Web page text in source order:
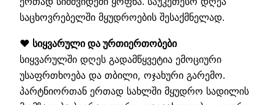
საცხოვრებელში მყუდროების შესაქმნელად.
❤️ სიყვარული და ურთიერთობები
სიყვარულში დღეს გადამწყვეტია ემოციური
უსაფრთხოება და თბილი, ოჯახური გარემო.
პარტნიორთან ერთად სახლში მყუდრო სადილის